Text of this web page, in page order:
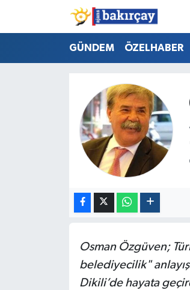
GÜNDEM ÖZELHABER
Osman Özgüven;
belediyecilik"
Dikili’de hayata
İzmir Nöbetçi Eczaneler
İzmir Namaz Vakitleri
İzmir Trafik Yoğunluk Haritası
Süper Lig Puan Durumu ve Fikstür
Tüm Manşetler
Haber Arşivi